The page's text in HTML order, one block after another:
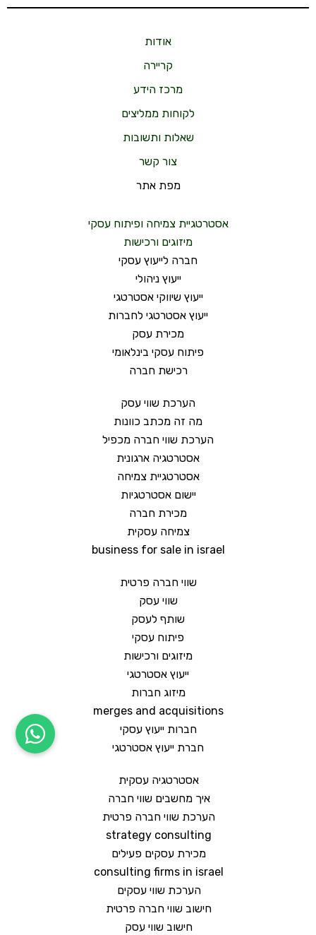
אודות
קריירה
מרכז הידע
לקוחות ממליצים
שאלות ותשובות
צור קשר
מפת אתר
אסטרטגיית צמיחה ופיתוח עסקי
מיזוגים ורכישות
חברה לייעוץ עסקי
ייעוץ ניהולי
ייעוץ שיווקי אסטרטגי
ייעוץ אסטרטגי לחברות
מכירת עסק
פיתוח עסקי בינלאומי
רכישת חברה
הערכת שווי עסק
מה זה מכתב כוונות
הערכת שווי חברה מכפיל
אסטרטגיה ארגונית
אסטרטגיית צמיחה
יישום אסטרטגיות
מכירת חברה
צמיחה עסקית
business for sale in israel
שווי חברה פרטית
שווי עסק
שותף לעסק
פיתוח עסקי
מיזוגים ורכישות
ייעוץ אסטרטגי
מיזוג חברות
merges and acquisitions
חברות ייעוץ עסקי
חברת ייעוץ אסטרטגי
אסטרטגיה עסקית
איך מחשבים שווי חברה
הערכת שווי חברה פרטית
strategy consulting
מכירת עסקים פעילים
consulting firms in israel
הערכת שווי עסקים
חישוב שווי חברה פרטית
חישוב שווי עסק